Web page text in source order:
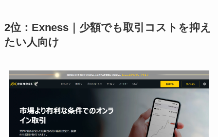
2位：Exness｜少額でも取引コストを抑え
たい人向け